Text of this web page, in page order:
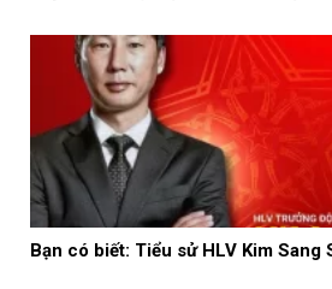
Bạn có biết: Tiểu sử HLV Kim Sang